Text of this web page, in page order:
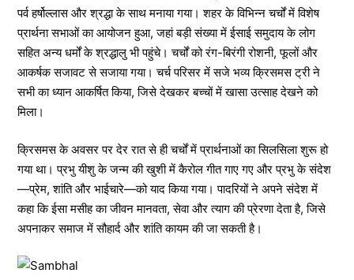
पर्व हर्षोल्लास और श्रद्धा के साथ मनाया गया। शहर के विभिन्न चर्चों में विशेष
प्रार्थना सभाओं का आयोजन हुआ, जहां बड़ी संख्या में ईसाई समुदाय के लोग
सहित अन्य धर्मों के श्रद्धालु भी पहुंचे। चर्चों को रंग-बिरंगी रोशनी, फूलों और
आकर्षक सजावट से सजाया गया। चर्च परिसर में सजे भव्य क्रिसमस ट्री ने
सभी का ध्यान आकर्षित किया, जिसे देखकर बच्चों में खासा उत्साह देखने को
मिला।
क्रिसमस के अवसर पर देर रात से ही चर्चों में प्रार्थनाओं का सिलसिला शुरू हो
गया था। प्रभु यीशु के जन्म की खुशी में कैरोल गीत गाए गए और प्रभु के संदेश
—प्रेम, शांति और भाईचारे—को याद किया गया। पादरियों ने अपने संदेश में
कहा कि ईसा मसीह का जीवन मानवता, सेवा और त्याग की प्रेरणा देता है, जिसे
अपनाकर समाज में सौहार्द और शांति कायम की जा सकती है।